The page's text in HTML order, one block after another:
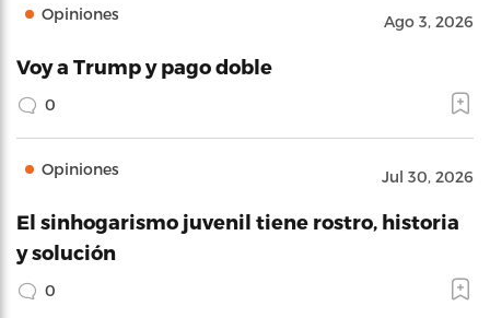
Opiniones Ago 3, 2026
Voy a Trump y pago doble
0
Opiniones Jul 30, 2026
El sinhogarismo juvenil tiene rostro, historia
y solución
0